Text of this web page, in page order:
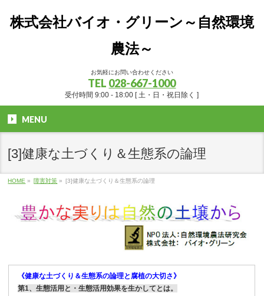
株式会社バイオ・グリーン～自然環境
農法～
お気軽にお問い合わせください
TEL 028-667-1000
受付時間 9:00 - 18:00 [ 土・日・祝日除く ]
MENU
[3]健康な土づくり＆生態系の論理
HOME » 障害対策 » [3]健康な土づくり＆生態系の論理
《健康な土づくり＆生態系の論理と腐植の大切さ》
第1、生態活用と・生態活用効果を生かしてとは。